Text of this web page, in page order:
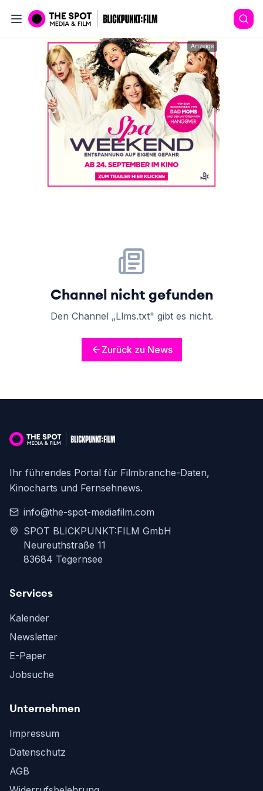
Anzeige
Channel nicht gefunden
Den Channel „Llms.txt" gibt es nicht.
Zurück zu News
Ihr führendes Portal für Filmbranche-Daten,
Kinocharts und Fernsehnews.
info@the-spot-mediafilm.com
SPOT BLICKPUNKT:FILM GmbH
Neureuthstraße 11
83684 Tegernsee
Services
Kalender
Newsletter
E-Paper
Jobsuche
Unternehmen
Impressum
Datenschutz
AGB